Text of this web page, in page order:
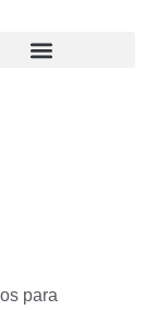
para